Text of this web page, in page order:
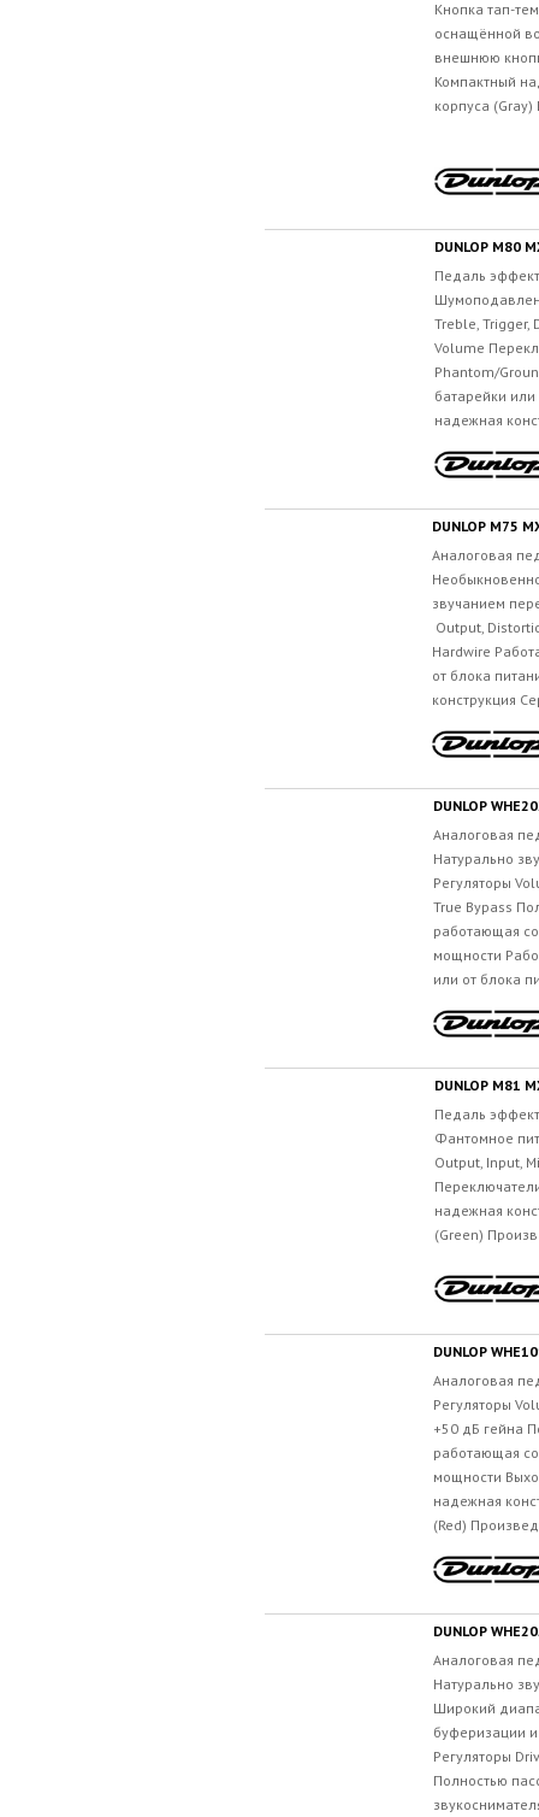
Кнопка тап-
оснащённой
внешнюю
Компактный
корпуса
DUNLOP M80
Педаль
Treble, Trigger,
Volume
Phantom/
батарейки
надежная
DUNLOP M75
Аналоговая
звучанием
Output,
Hardwire
от блока
конструкция
DUNLOP
Аналоговая
Натурально
Регуляторы
True Bypass
работающая
мощности
или от блока
DUNLOP M81
Педаль
Фантомное
Output, Input,
надежная
(Green)
DUNLOP
Аналоговая
Регуляторы
+50 дБ гейна
работающая
мощности
надежная
(Red)
DUNLOP
Аналоговая
Натурально
Широкий
буферизации
Регуляторы
Полностью